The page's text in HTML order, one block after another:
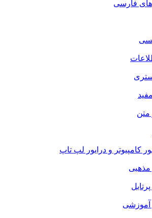
و درایور لپ تاپ